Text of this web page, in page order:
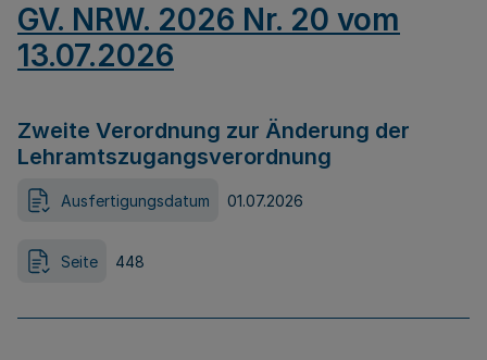
GV. NRW. 2026 Nr. 20 vom
13.07.2026
Zweite Verordnung zur Änderung der
Lehramtszugangsverordnung
Ausfertigungsdatum 01.07.2026
Seite 448